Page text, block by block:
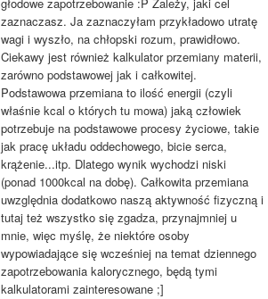
zaznaczasz. Ja zaznaczyłam przykładowo utratę
wagi i wyszło, na chłopski rozum, prawidłowo.
Ciekawy jest również kalkulator przemiany materii,
zarówno podstawowej jak i całkowitej.
Podstawowa przemiana to ilość energii (czyli
właśnie kcal o których tu mowa) jaką człowiek
potrzebuje na podstawowe procesy życiowe, takie
jak pracę układu oddechowego, bicie serca,
krążenie...itp. Dlatego wynik wychodzi niski
(ponad 1000kcal na dobę). Całkowita przemiana
uwzględnia dodatkowo naszą aktywność fizyczną i
tutaj też wszystko się zgadza, przynajmniej u
mnie, więc myślę, że niektóre osoby
wypowiadające się wcześniej na temat dziennego
zapotrzebowania kalorycznego, będą tymi
kalkulatorami zainteresowane ;]